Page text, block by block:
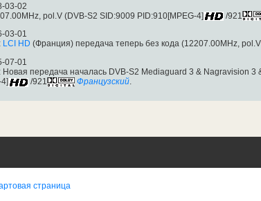
03-02
pol.V (DVB-S2 SID:9009 PID:910[MPEG-4] /921
03-01
: LCI HD (Франция) передача теперь без кода (12207.00MHz,
07-01
: Новая передача началась DVB-S2 Mediaguard 3 & Nagravision 3
/921 Французский.
страница